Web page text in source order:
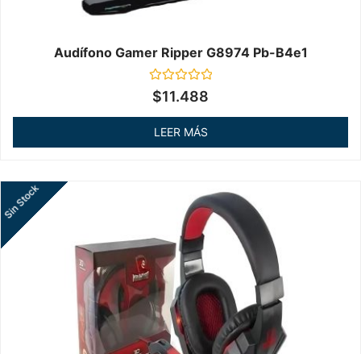
Audífono Gamer Ripper G8974 Pb-B4e1
Valorado
en
de
$11.488
LEER MÁS
Sin Stock